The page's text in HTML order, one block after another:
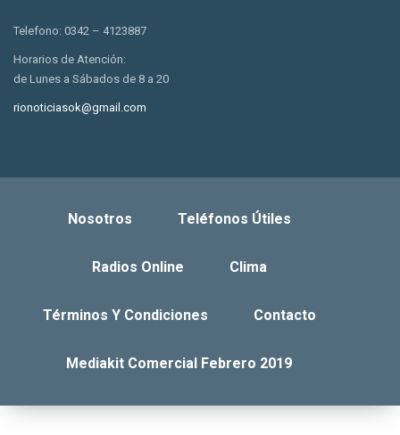
Telefono: 0342 – 4123887
Horarios de Atención:
de Lunes a Sábados de 8 a 20
rionoticiasok@gmail.com
Nosotros Teléfonos Útiles
Radios Online Clima
Términos Y Condiciones Contacto
Mediakit Comercial Febrero 2019